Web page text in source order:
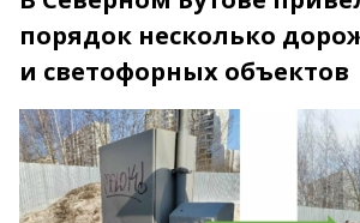
порядок несколько
и светофорных объектов